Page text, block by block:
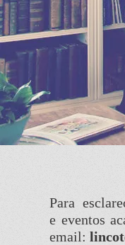
Para
e eventos
email: